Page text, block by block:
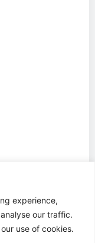
experience,
our traffic.
use of cookies.